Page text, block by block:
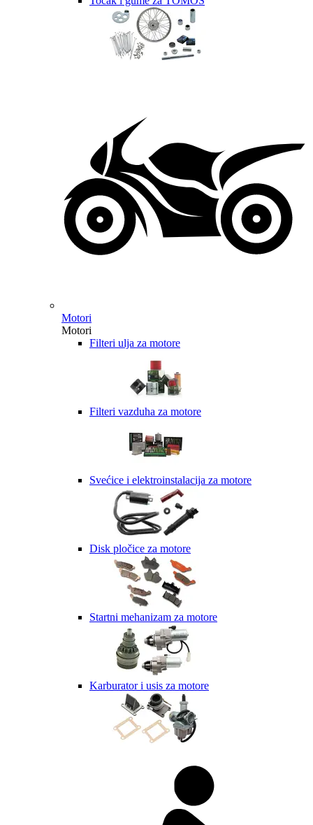
Motori
Motori
Filteri ulja za motore
Filteri vazduha za motore
Svećice i elektroinstalacija za motore
Disk pločice za motore
Startni mehanizam za motore
Karburator i usis za motore